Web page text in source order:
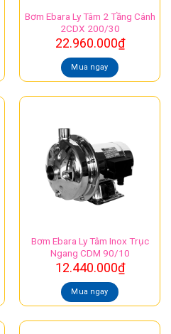
Bơm Ebara Ly Tâm 2 Tầng Cánh
2CDX 200/30
22.960.000₫
Mua ngay
Bơm Ebara Ly Tâm Inox Trục
Ngang CDM 90/10
12.440.000₫
Mua ngay